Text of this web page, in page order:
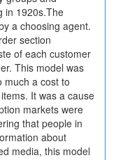
in 1920s.The
a choosing agent.
section
of each customer
This model was
much a cost to
It was a cause
markets were
that people in
about
media, this model